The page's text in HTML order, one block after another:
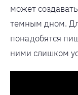
может
темным дном.
понадобятся
ними слишком